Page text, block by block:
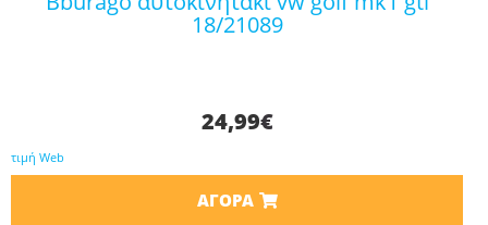
18/21089
24,99€
τιμή Web
ΑΓΟΡΆ